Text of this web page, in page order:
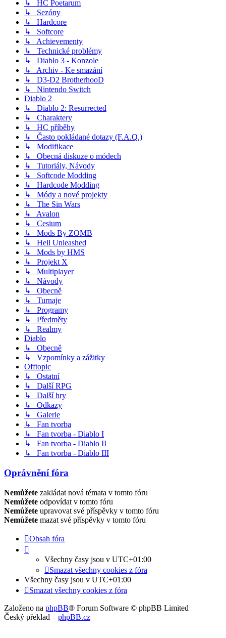
↳ HC Poetarum
↳ Sezóny
↳ Hardcore
↳ Softcore
↳ Achievementy
↳ Technické problémy
↳ Diablo 3 - Konzole
↳ Archiv - Ke smazání
↳ D3-D2 BrotherhooD
↳ Nintendo Switch
Diablo 2
↳ Diablo 2: Resurrected
↳ Charaktery
↳ HC příběhy
↳ Často pokládané dotazy (F.A.Q.)
↳ Modifikace
↳ Obecná diskuze o módech
↳ Tutoriály, Návody
↳ Softcode Modding
↳ Hardcode Modding
↳ Módy a nové projekty
↳ The Sin Wars
↳ Avalon
↳ Cesium
↳ Mods By ZOMB
↳ Hell Unleashed
↳ Mods by HMS
↳ Projekt X
↳ Multiplayer
↳ Návody
↳ Obecně
↳ Turnaje
↳ Programy
↳ Předměty
↳ Realmy
Diablo
↳ Obecně
↳ Vzpomínky a zážitky
Offtopic
↳ Ostatní
↳ Další RPG
↳ Další hry
↳ Odkazy
↳ Galerie
↳ Fan tvorba
↳ Fan tvorba - Diablo I
↳ Fan tvorba - Diablo II
↳ Fan tvorba - Diablo III
Oprávnění fóra
Nemůžete zakládat nová témata v tomto fóru
Nemůžete odpovídat v tomto fóru
Nemůžete upravovat své příspěvky v tomto fóru
Nemůžete mazat své příspěvky v tomto fóru
Obsah fóra
Všechny časy jsou v UTC+01:00
Smazat všechny cookies z fóra
Všechny časy jsou v UTC+01:00
Smazat všechny cookies z fóra
Založeno na phpBB® Forum Software © phpBB Limited
Český překlad – phpBB.cz